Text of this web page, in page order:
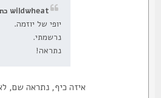
wildwheat כתב:
יופי של יוזמה.
נרשמתי.
נתראה!
איזה כיף, נתראה שם, לא